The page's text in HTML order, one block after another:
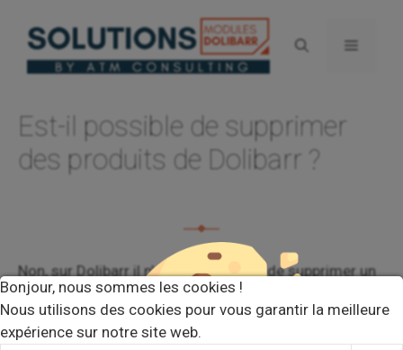
contenu
Est-il possible de supprimer
des produits de Dolibarr ?
Non, sur Dolibarr il n’est pas possible de supprimer un
produit / service, dès lors que celui-ci a été utilisé
dans un document (proposition commerciale,
commande client ou fournisseur, facture client ou
Bonjour, nous sommes les cookies !
Nous utilisons des cookies pour vous garantir la meilleure
expérience sur notre site web.